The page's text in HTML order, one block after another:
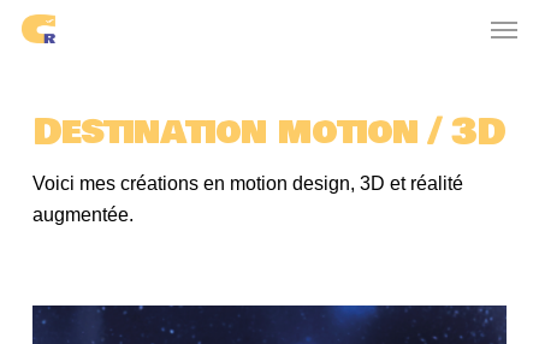
Skip
Destination motion / 3D
Voici mes créations en motion design, 3D et réalité
augmentée.